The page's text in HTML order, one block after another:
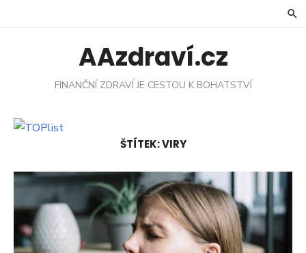
AAzdraví.cz
FINANČNÍ ZDRAVÍ JE CESTOU K BOHATSTVÍ
ŠTÍTEK:VIRY